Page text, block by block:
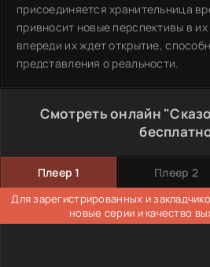
присоединяется хранительница
привносит новые перспективы в
впереди их ждет открытие,
представления о реальности.
Смотреть онлайн
Плеер 1 Плеер 2
Для зарегистрированных и
новые серии и качество